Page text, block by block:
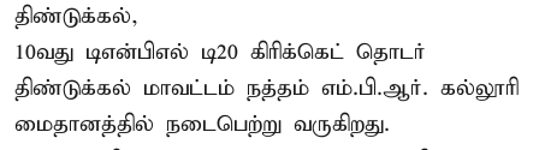
திண்டுக்கல்,
10வது டிஎன்பிஎல் டி20 கிரிக்கெட் தொடர்
திண்டுக்கல் மாவட்டம் நத்தம் எம்.பி.ஆர். கல்லூரி
மைதானத்தில் நடைபெற்று வருகிறது.